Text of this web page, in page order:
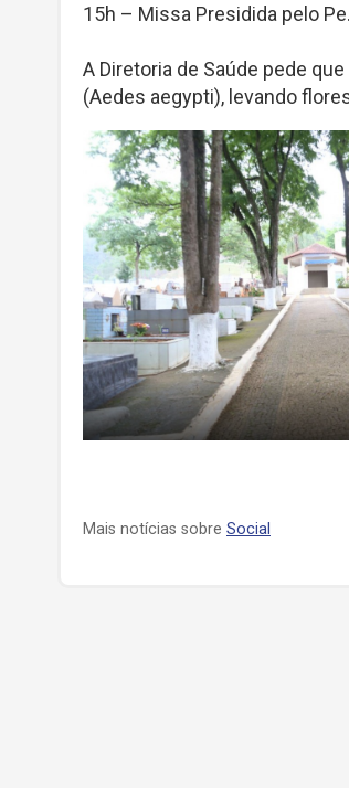
15h – Missa Presidida pelo
A Diretoria de Saúde pede
(Aedes aegypti), levando
Mais notícias sobre Social